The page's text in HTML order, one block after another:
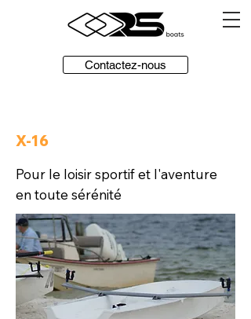
Contactez-nous
X-16
Pour le loisir sportif et l'aventure
en toute sérénité